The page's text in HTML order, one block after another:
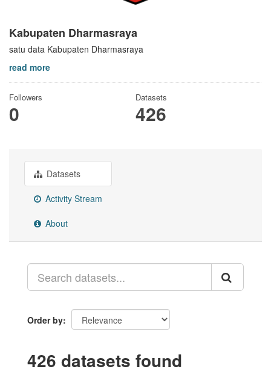
Kabupaten Dharmasraya
satu data Kabupaten Dharmasraya
read more
Followers
0
Datasets
426
Datasets
Activity Stream
About
Order by
426 datasets found